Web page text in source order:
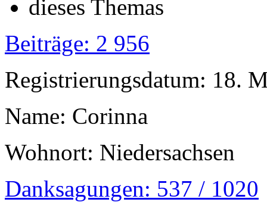
Beiträge: 2 956
Registrierungsdatum: 18.
Name: Corinna
Wohnort: Niedersachsen
Danksagungen: 537 / 1020